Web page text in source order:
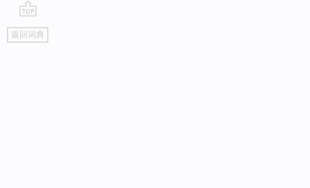
go
top
返回词典